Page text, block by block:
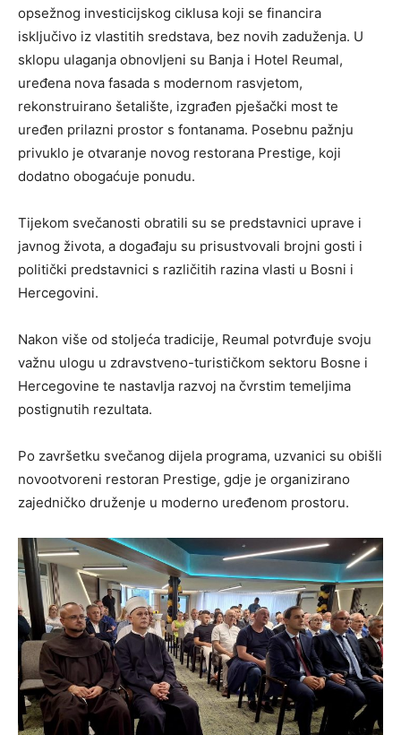
opsežnog investicijskog ciklusa koji se financira
isključivo iz vlastitih sredstava, bez novih zaduženja. U
sklopu ulaganja obnovljeni su Banja i Hotel Reumal,
uređena nova fasada s modernom rasvjetom,
rekonstruirano šetalište, izgrađen pješački most te
uređen prilazni prostor s fontanama. Posebnu pažnju
privuklo je otvaranje novog restorana Prestige, koji
dodatno obogaćuje ponudu.
Tijekom svečanosti obratili su se predstavnici uprave i
javnog života, a događaju su prisustvovali brojni gosti i
politički predstavnici s različitih razina vlasti u Bosni i
Hercegovini.
Nakon više od stoljeća tradicije, Reumal potvrđuje svoju
važnu ulogu u zdravstveno-turističkom sektoru Bosne i
Hercegovine te nastavlja razvoj na čvrstim temeljima
postignutih rezultata.
Po završetku svečanog dijela programa, uzvanici su obišli
novootvoreni restoran Prestige, gdje je organizirano
zajedničko druženje u moderno uređenom prostoru.